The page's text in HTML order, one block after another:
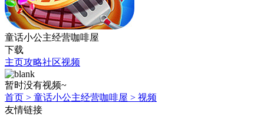
童话小公主经营咖啡屋
下载
主页攻略社区视频
暂时没有视频~
首页 > 童话小公主经营咖啡屋 > 视频
友情链接